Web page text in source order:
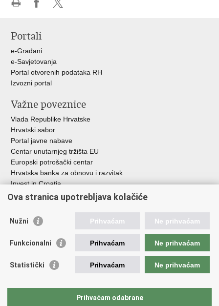
Facebooku
Portali
e-Građani
e-Savjetovanja
Portal otvorenih podataka RH
Izvozni portal
Važne poveznice
Vlada Republike Hrvatske
Hrvatski sabor
Portal javne nabave
Centar unutarnjeg tržišta EU
Europski potrošački centar
Hrvatska banka za obnovu i razvitak
Invest in Croatia
Europska banka za obnovu i razvoj
Središnja agencija za financiranje i ugovaranje
Institucije i javne ustanove u nadležnosti
Ministarstva
Agencija za ugljikovodike
Hrvatski zavod za norme
Hrvatska agencija za malo gospodarstvo, inovacije i investicije
Ova stranica upotrebljava kolačiće
Nužni Prihvaćam Ne prihvaćam
Funkcionalni Prihvaćam Ne prihvaćam
Statistički Prihvaćam Ne prihvaćam
Prihvaćam odabrane